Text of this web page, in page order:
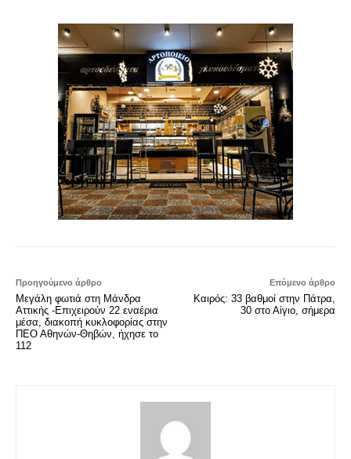
Προηγούμενο άρθρο
Μεγάλη φωτιά στη Μάνδρα
Αττικής -Επιχειρούν 22 εναέρια
μέσα, διακοπή κυκλοφορίας στην
ΠΕΟ Αθηνών-Θηβών, ήχησε το
112
Επόμενο άρθρο
Καιρός: 33 βαθμοί στην Πάτρα,
30 στο Αίγιο, σήμερα